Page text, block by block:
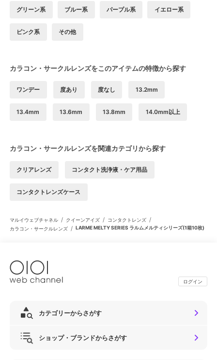
グリーン系 ブルー系 パープル系 イエロー系
ピンク系 その他
カラコン・サークルレンズをこのアイテムの特徴から探す
ワンデー 度あり 度なし 13.2mm
13.4mm 13.6mm 13.8mm 14.0mm以上
カラコン・サークルレンズを関連カテゴリから探す
クリアレンズ コンタクト洗浄液・ケア用品
コンタクトレンズケース
マルイウェブチャネル / クイーンアイズ / コンタクトレンズ /
カラコン・サークルレンズ / LARME MELTY SERIES ラルムメルティシリーズ(1箱10枚)
ログイン
カテゴリーからさがす
ショップ・ブランドからさがす